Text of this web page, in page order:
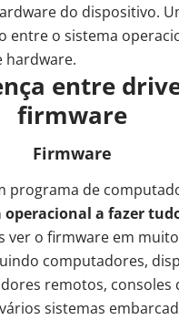
do dispositivo.
entre o sistema
hardware.
entre
firmware
Firmware
programa de
a fazer
ver o firmware em
computadores,
remotos, consoles
sistemas